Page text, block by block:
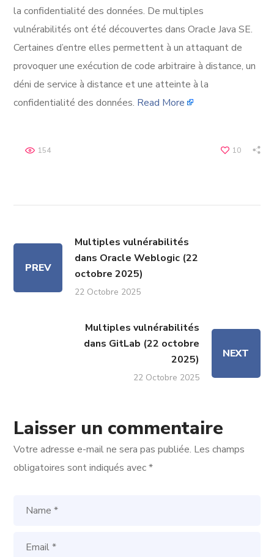
la confidentialité des données. De multiples
vulnérabilités ont été découvertes dans Oracle Java SE.
Certaines d’entre elles permettent à un attaquant de
provoquer une exécution de code arbitraire à distance, un
déni de service à distance et une atteinte à la
confidentialité des données. Read More
10
154
PREV
Multiples vulnérabilités
dans Oracle Weblogic (22
octobre 2025)
22 Octobre 2025
Multiples vulnérabilités
dans GitLab (22 octobre
2025)
22 Octobre 2025
NEXT
Laisser un commentaire
Votre adresse e-mail ne sera pas publiée. Les champs
obligatoires sont indiqués avec*